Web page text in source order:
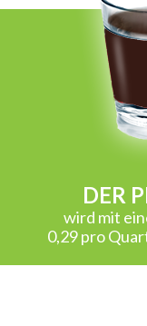
DER
wird mit
0,29 pro